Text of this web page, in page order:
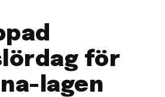
för
lagen